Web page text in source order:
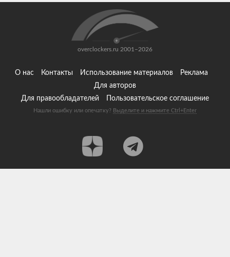
overclockers.ru 2001–2026
О нас Контакты Использование материалов
Реклама
Для авторов
Для правообладателей
Пользовательское соглашение
Нашли ошибку или опечатку? Выделите и нажмите Ctrl+Enter